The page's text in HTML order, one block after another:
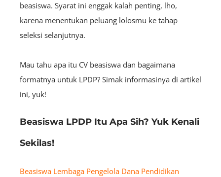
beasiswa. Syarat ini enggak kalah penting, lho,
karena menentukan peluang lolosmu ke tahap
seleksi selanjutnya.
Mau tahu apa itu CV beasiswa dan bagaimana
formatnya untuk LPDP? Simak informasinya di artikel
ini, yuk!
Beasiswa LPDP Itu Apa Sih? Yuk Kenali
Sekilas!
Beasiswa Lembaga Pengelola Dana Pendidikan